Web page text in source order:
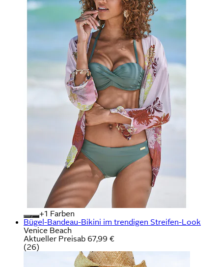
+
Farben
Bügel-Bandeau-Bikini im trendigen Streifen-Look
Venice Beach
Aktueller Preisab 67,99 €
(26)